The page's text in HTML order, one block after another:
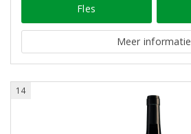
Fles
Meer informatie
14